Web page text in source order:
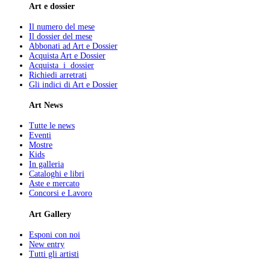
Art e dossier
Il numero del mese
Il dossier del mese
Abbonati ad Art e Dossier
Acquista Art e Dossier
Acquista i dossier
Richiedi arretrati
Gli indici di Art e Dossier
Art News
Tutte le news
Eventi
Mostre
Kids
In galleria
Cataloghi e libri
Aste e mercato
Concorsi e Lavoro
Art Gallery
Esponi con noi
New entry
Tutti gli artisti